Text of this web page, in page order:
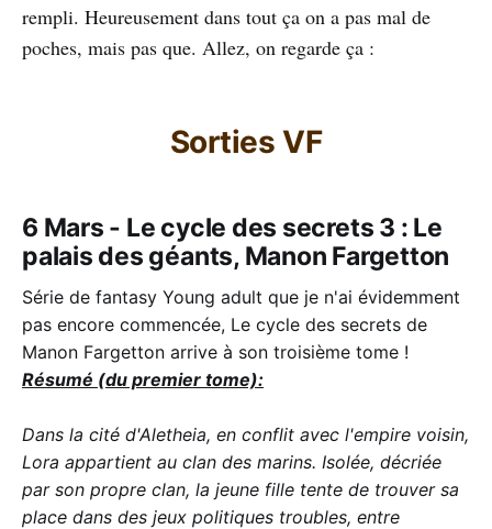
rempli. Heureusement dans tout ça on a pas mal de
poches, mais pas que. Allez, on regarde ça :
Sorties VF
6 Mars - Le cycle des secrets 3 : Le
palais des géants, Manon Fargetton
Série de fantasy Young adult que je n'ai évidemment
pas encore commencée, Le cycle des secrets de
Manon Fargetton arrive à son troisième tome !
Résumé (du premier tome):
Dans la cité d'Aletheia, en conflit avec l'empire voisin,
Lora appartient au clan des marins. Isolée, décriée
par son propre clan, la jeune fille tente de trouver sa
place dans des jeux politiques troubles, entre